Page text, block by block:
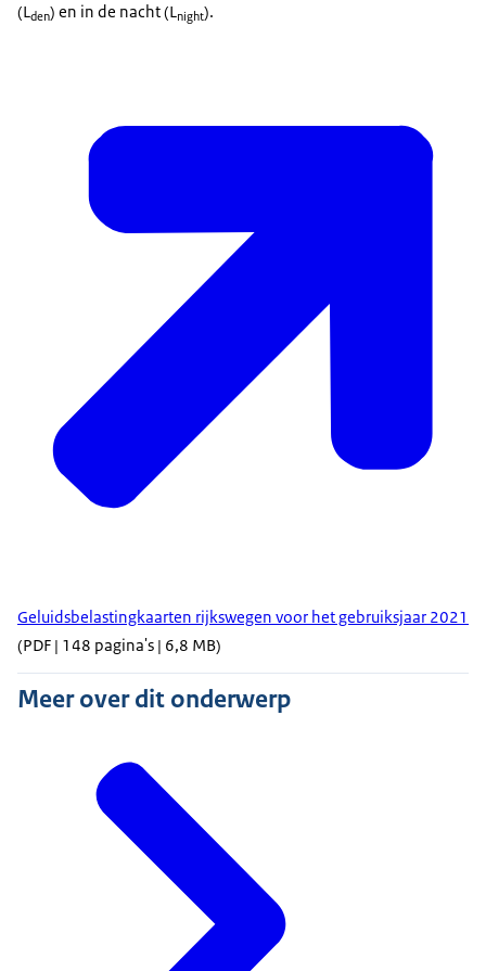
(Lden) en in de nacht (Lnight).
Geluidsbelastingkaarten rijkswegen voor het gebruiksjaar 2021
(PDF | 148 pagina's | 6,8 MB)
Meer over dit onderwerp